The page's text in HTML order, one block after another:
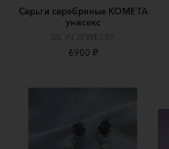
Серьги серебряные КОМЕТА
унисекс
BE IN JEWELRY
6900 ₽